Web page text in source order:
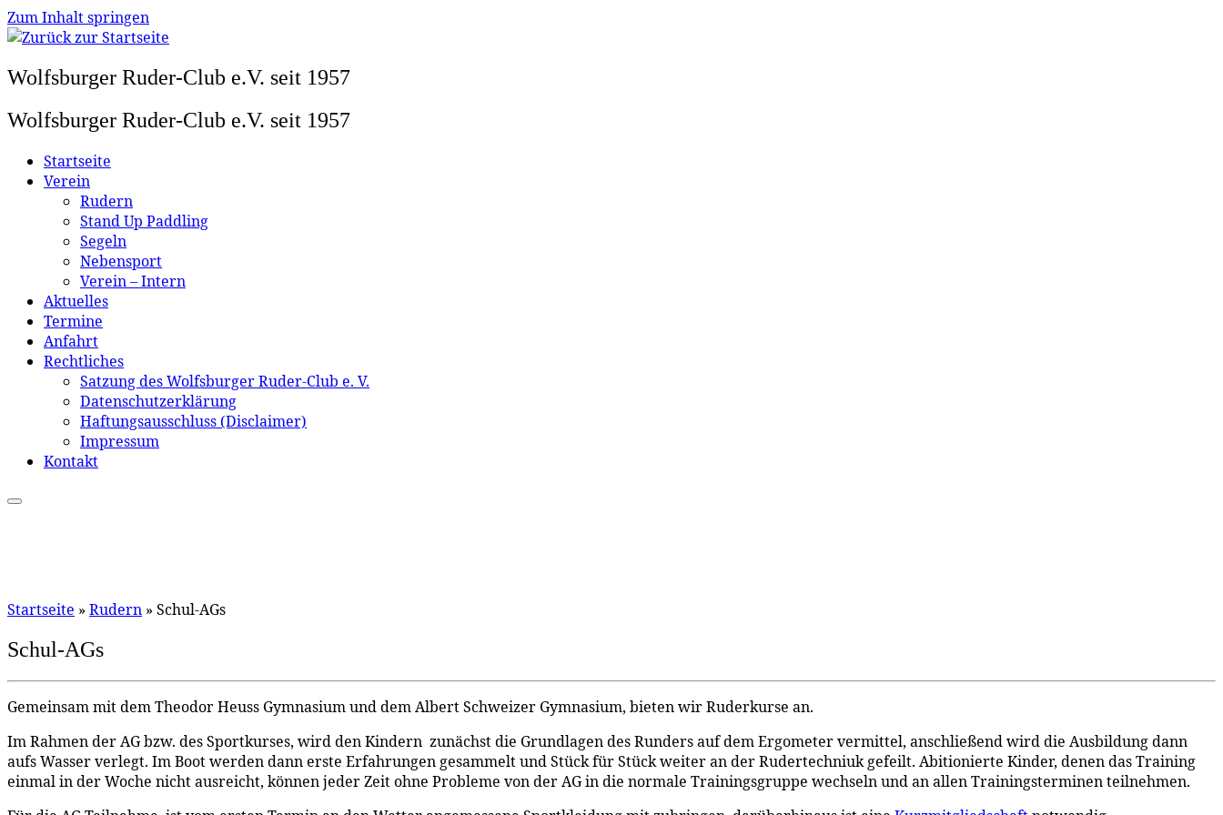
Zum Inhalt springen
Wolfsburger Ruder-Club e.V. seit 1957
Wolfsburger Ruder-Club e.V. seit 1957
Startseite
Verein
Rudern
Stand Up Paddling
Segeln
Nebensport
Verein – Intern
Aktuelles
Termine
Anfahrt
Rechtliches
Satzung des Wolfsburger Ruder-Club e. V.
Datenschutzerklärung
Haftungsausschluss (Disclaimer)
Impressum
Kontakt
Startseite » Rudern » Schul-AGs
Schul-AGs
Gemeinsam mit dem Theodor Heuss Gymnasium und dem Albert Schweizer Gymnasium, bieten wir Ruderkurse an.
Im Rahmen der AG bzw. des Sportkurses, wird den Kindern zunächst die Grundlagen des Runders auf dem Ergometer vermittel, anschließend wird die Ausbildung dann
aufs Wasser verlegt. Im Boot werden dann erste Erfahrungen gesammelt und Stück für Stück weiter an der Rudertechniuk gefeilt. Abitionierte Kinder, denen das Training
einmal in der Woche nicht ausreicht, können jeder Zeit ohne Probleme von der AG in die normale Trainingsgruppe wechseln und an allen Trainingsterminen teilnehmen.